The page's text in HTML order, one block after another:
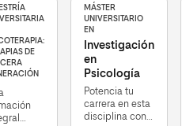
DE
MÁSTER
UNIVERSITARIO
EN
Investigación
en
Psicología
Potencia tu
carrera en esta
disciplina con